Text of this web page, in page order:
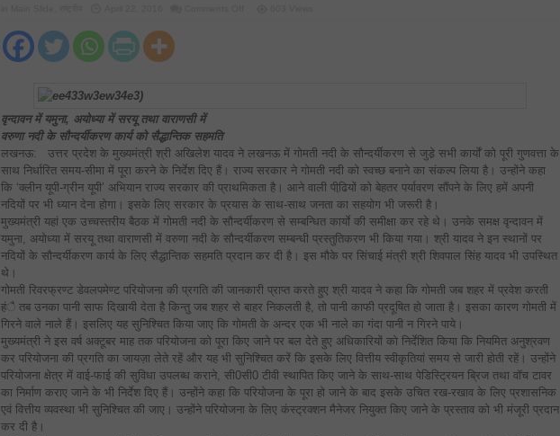
गुणवत्ता
के
पूरे
किए
जाएं:
मुख्यमंत्री
वृन्दावन में यमुना, अयोध्या में सरयू तथा वाराणसी में
वरुणा नदी के सौन्दर्यीकरण कार्य को सैद्धान्तिक सहमति
लखनऊ: उत्तर प्रदेश के मुख्यमंत्री श्री अखिलेश यादव ने लखनऊ में गोमती नदी के सौन्दर्यीकरण से जुडे़ सभी कार्याें को पूरी गुणवत्ता के
साथ निर्धारित समय-सीमा में पूरा करने के निर्देश दिए हैं। राज्य सरकार ने गोमती नदी को स्वच्छ बनाने का संकल्प लिया है। उन्होंने कहा
कि ‘क्लीन यूपी-ग्रीन यूपी’ अभियान राज्य सरकार की प्राथमिकता है। आने वाली पीढि़यों को बेहतर पर्यावरण सौंपने के लिए हमें अपनी
नदियों पर भी ध्यान देना होगा। इसके लिए सरकार के प्रयास के साथ-साथ जनता का सहयोग भी जरूरी है।
मुख्यमंत्री यहां एक उच्चस्तरीय बैठक में गोमती नदी के सौन्दर्यीकरण से सम्बन्धित कार्याे की समीक्षा कर रहे थे। उनके समक्ष वृन्दावन में
यमुना, अयोध्या में सरयू तथा वाराणसी में वरुणा नदी के सौन्दर्यीकरण सम्बन्धी प्रस्तुतिकरण भी किया गया। श्री यादव ने इन स्थानों पर
नदियों के सौन्दर्यीकरण कार्य के लिए सैद्धान्तिक सहमति प्रदान कर दी है। इस मौके पर सिंचाई मंत्री श्री शिवपाल सिंह यादव भी उपस्थित
थे।
गोमती रिवरफ्रण्ट डेवलपमेण्ट परियोजना की प्रगति की जानकारी प्राप्त करते हुए श्री यादव ने कहा कि गोमती जब शहर में प्रवेश करती
हंै तब उनका पानी साफ दिखायी देता है किन्तु जब शहर से बाहर निकलती है, तो पानी काफी प्रदूषित हो जाता है। इसका कारण गोमती में
गिरने वाले नाले हैं। इसलिए यह सुनिश्चित किया जाए कि गोमती के अन्दर एक भी नाले का गंदा पानी न गिरने पाये।
मुख्यमंत्री ने इस वर्ष अक्टूबर माह तक परियोजना को पूरा किए जाने पर बल देते हुए अधिकारियों को निर्देशित किया कि नियमित अनुश्रवण
कर परियोजना की प्रगति का जायज़ा लेते रहें और यह भी सुनिश्चित करें कि इसके लिए वित्तीय स्वीकृतियां समय से जारी होती रहें। उन्होंने
परियोजना क्षेत्र में वाई-फाई की सुविधा उपलब्ध कराने, सी0सी0 टीवी स्थापित किए जाने के साथ-साथ पेडिस्ट्रियन ब्रिज तथा वाॅच टावर
का निर्माण कराए जाने के भी निर्देश दिए हैं। उन्होंने कहा कि परियोजना के पूरा हो जाने के बाद इसके उचित रख-रखाव के लिए प्रशासनिक
एवं वित्तीय व्यवस्था भी सुनिश्चित की जाए। उन्होंने परियोजना के लिए कंस्ट्रक्शन मैनेजर नियुक्त किए जाने के प्रस्ताव को भी मंजूरी प्रदान
कर दी है।